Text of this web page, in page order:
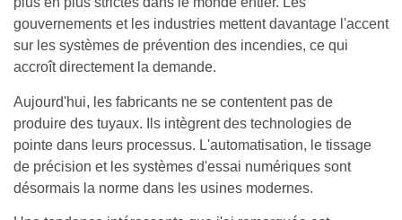
gouvernements et les industries mettent davantage l'accent
sur les systèmes de prévention des incendies, ce qui
accroît directement la demande.
Aujourd'hui, les fabricants ne se contentent pas de
produire des tuyaux. Ils intègrent des technologies de
pointe dans leurs processus. L'automatisation, le tissage
de précision et les systèmes d'essai numériques sont
désormais la norme dans les usines modernes.